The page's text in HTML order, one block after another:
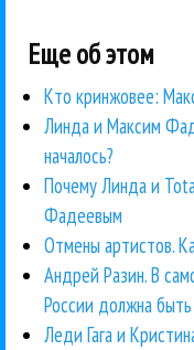
Еще об этом
Кто кринжовее:
Линда и Максим
началось?
Почему Линда и
Фадеевым
Отмены артистов.
Андрей Разин. В
России должна
Леди Гага и